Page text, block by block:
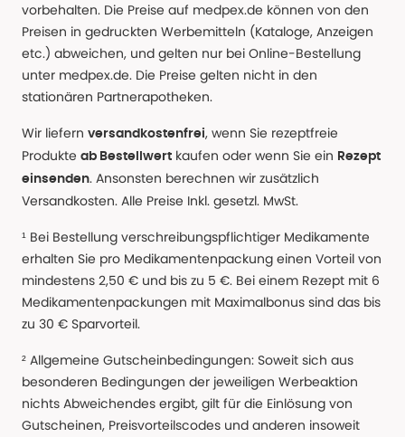
vorbehalten. Die Preise auf medpex.de können von den
Preisen in gedruckten Werbemitteln (Kataloge, Anzeigen
etc.) abweichen, und gelten nur bei Online-Bestellung
unter medpex.de. Die Preise gelten nicht in den
stationären Partnerapotheken.
Wir liefern versandkostenfrei, wenn Sie rezeptfreie
Produkte ab Bestellwert kaufen oder wenn Sie ein Rezept
einsenden. Ansonsten berechnen wir zusätzlich
Versandkosten. Alle Preise Inkl. gesetzl. MwSt.
¹ Bei Bestellung verschreibungspflichtiger Medikamente
erhalten Sie pro Medikamentenpackung einen Vorteil von
mindestens 2,50 € und bis zu 5 €. Bei einem Rezept mit 6
Medikamentenpackungen mit Maximalbonus sind das bis
zu 30 € Sparvorteil.
² Allgemeine Gutscheinbedingungen: Soweit sich aus
besonderen Bedingungen der jeweiligen Werbeaktion
nichts Abweichendes ergibt, gilt für die Einlösung von
Gutscheinen, Preisvorteilscodes und anderen insoweit